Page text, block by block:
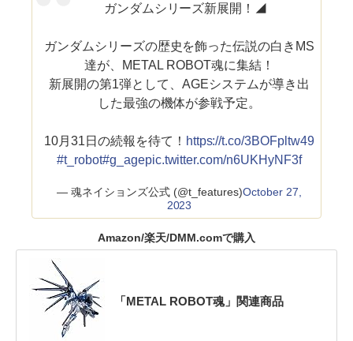
ガンダムシリーズ新展開！◢
ガンダムシリーズの歴史を飾った伝説の白きMS
達が、METAL ROBOT魂に集結！
新展開の第1弾として、AGEシステムが導き出
した最強の機体が参戦予定。
10月31日の続報を待て！ https://t.co/3BOFpltw49
#t_robot#g_agepic.twitter.com/n6UKHyNF3f
— 魂ネイションズ公式 (@t_features)October 27,
2023
Amazon/楽天/DMM.comで購入
「METAL ROBOT魂」関連商品